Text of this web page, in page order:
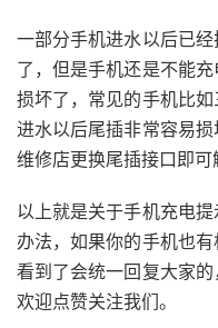
一部分手机进水以后已
了，但是手机还是不能
损坏了，常见的手机比
进水以后尾插非常容易
维修店更换尾插接口即可
以上就是关于手机充电
办法，如果你的手机也
看到了会统一回复大家的
欢迎点赞关注我们。